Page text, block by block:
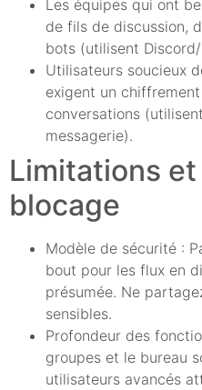
Les équipes qui ont
de fils de discussion,
bots (utilisent
Utilisateurs soucieux
exigent un
conversations
messagerie).
Limitations
blocage
Modèle de sécurité :
bout pour les flux en
présumée. Ne
sensibles.
Profondeur des
groupes et le bureau
utilisateurs avancés